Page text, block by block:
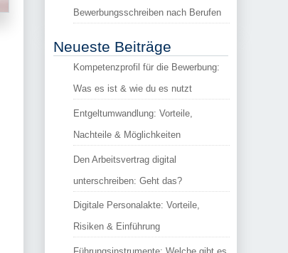
Bewerbungsschreiben nach Berufen
Neueste Beiträge
Kompetenzprofil für die Bewerbung:
Was es ist & wie du es nutzt
Entgeltumwandlung: Vorteile,
Nachteile & Möglichkeiten
Den Arbeitsvertrag digital
unterschreiben: Geht das?
Digitale Personalakte: Vorteile,
Risiken & Einführung